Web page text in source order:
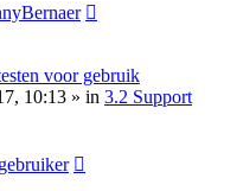
voor gebruik
10:13 » in 3.2 Support